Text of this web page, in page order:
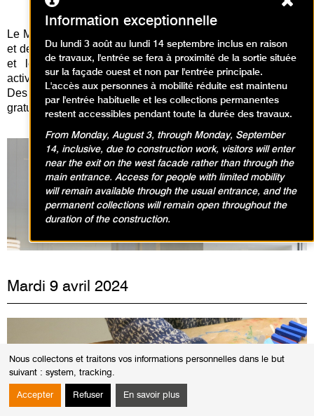
Nous collectons et traitons vos informations personnelles dans le but
suivant : system, tracking.
Accepter Refuser En savoir plus
Le Musée d'Art Moderne de Paris vous propose des visites
et des ateliers d'arts plastiques en lien avec les expositions
et les collections permanentes. Découvrez toutes les
activités pour les enfants et en famille à venir ci-dessous.
Des activités à réaliser à la maison sont disponibles
gratuitement :
en cliquant ici
Expositions en cours
Mardi 9 avril 2024
VISITES, ANIMATIONS / VISITE ANIMATION
Information exceptionnelle
Du lundi 3 août au lundi 14 septembre inclus en raison
de travaux, l'entrée se fera à proximité de la sortie située
sur la façade ouest et non par l'entrée principale.
L'accès aux personnes à mobilité réduite est maintenu
par l'entrée habituelle et les collections permanentes
restent accessibles pendant toute la durée des travaux.
From Monday, August 3, through Monday, September
14, inclusive, due to construction work, visitors will enter
near the exit on the west facade rather than through the
main entrance. Access for people with limited mobility
will remain available through the usual entrance, and the
permanent collections will remain open throughout the
duration of the construction.